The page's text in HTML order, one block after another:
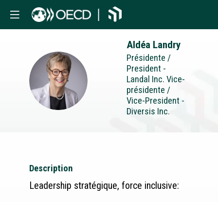
AL
Aldéa Landry
Présidente /
President -
Landal Inc. Vice-
présidente /
Vice-President -
Diversis Inc.
Description
Leadership stratégique, force inclusive: